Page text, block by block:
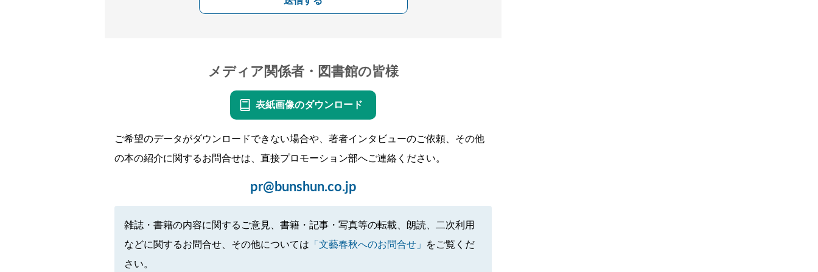
メディア関係者・図書館の皆様
表紙画像のダウンロード
ご希望のデータがダウンロードできない場合や、著者インタビューのご依頼、その他
の本の紹介に関するお問合せは、直接プロモーション部へご連絡ください。
pr@bunshun.co.jp
雑誌・書籍の内容に関するご意見、書籍・記事・写真等の転載、朗読、二次利用
などに関するお問合せ、その他については 「文藝春秋へのお問合せ」
をご覧くだ
さい。